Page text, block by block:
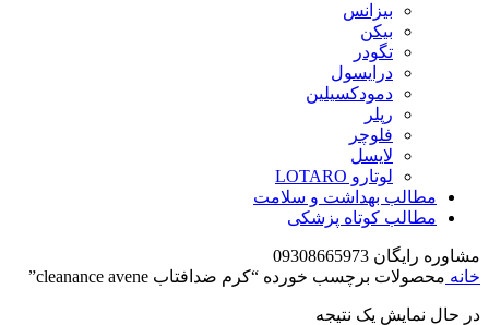
بیزانس
بیکن
تگودر
درایسول
دمودکسیلین
رپلر
فلوچر
لایسل
لوتارو LOTARO
مطالب بهداشت و سلامت
مطالب کوتاه پزشکی
مشاوره رایگان 09308665973
خانه محصولات برچسب خورده “کرم ضدافتاب cleanance avene”
در حال نمایش یک نتیجه